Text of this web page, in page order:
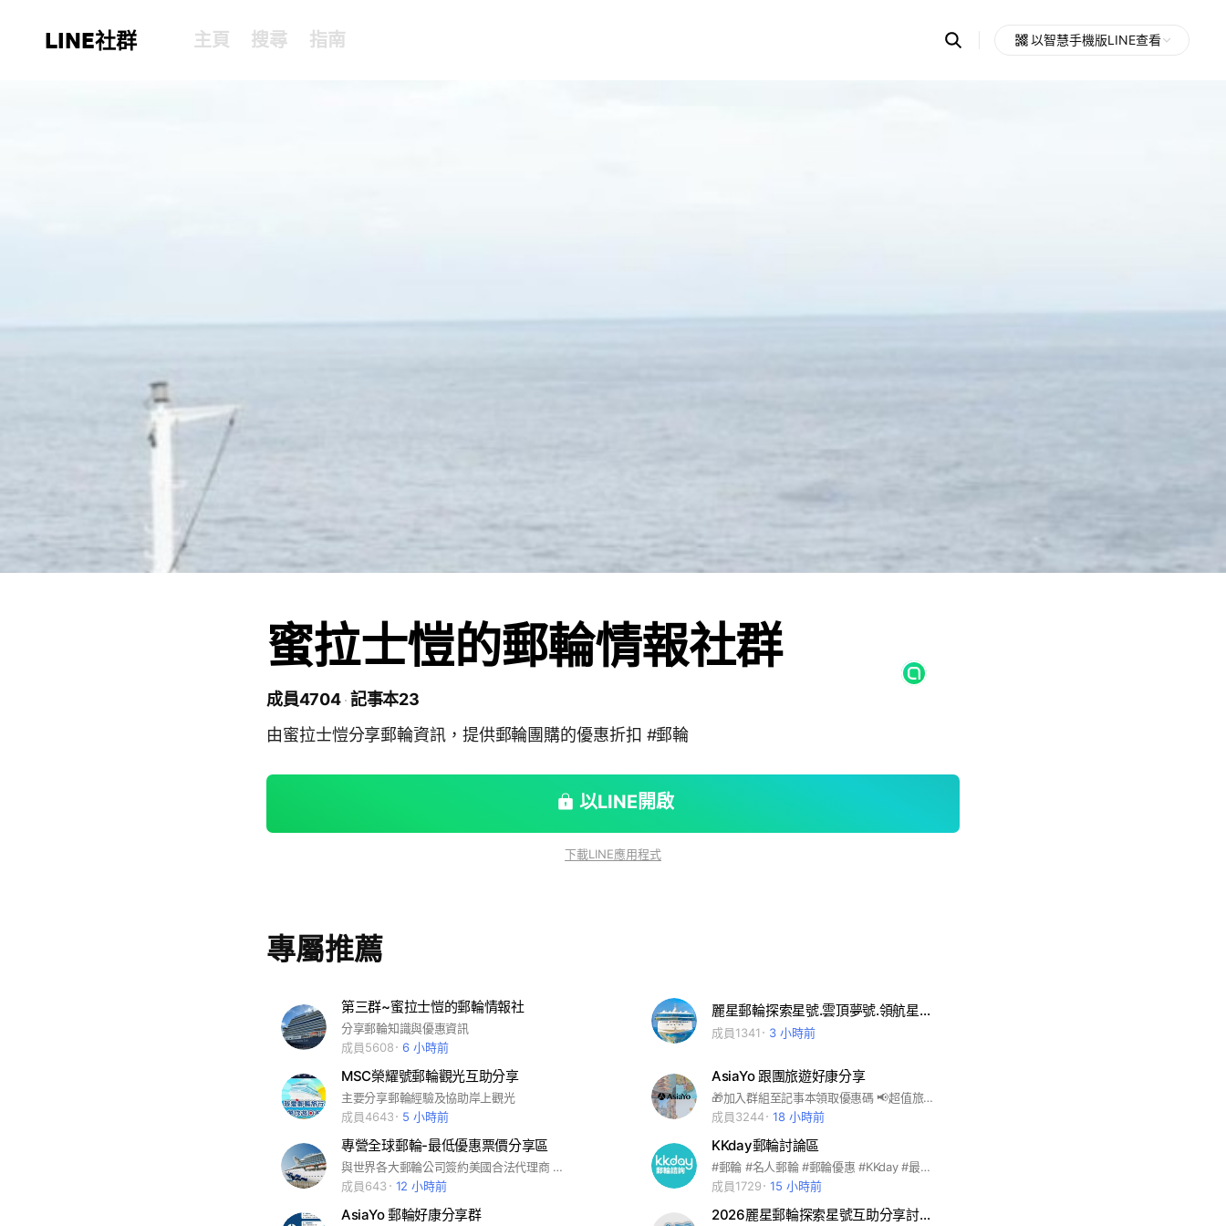
LINE社群 主頁 搜尋 指南 Search
OpenChats以智慧手機版LINE查看
蜜拉士愷的郵輪情報社群
成員4704 記事本23
由蜜拉士愷分享郵輪資訊，提供郵輪團購的優惠折扣 #郵輪
以LINE開啟
下載LINE應用程式
專屬推薦
第三群~蜜拉士愷的郵輪情報社
分享郵輪知識與優惠資訊
成員5608
6 小時前
麗星郵輪探索星號.雲頂夢號.領航星號綜合資訊分享互助討論
成員1341 3 小時前
MSC榮耀號郵輪觀光互助分享
主要分享郵輪經驗及協助岸上觀光
成員4643
5 小時前
AsiaYo 跟團旅遊好康分享
🎁加入群組至記事本領取優惠碼 📢超值旅遊行程隨時掌握不錯過
成員3244
18 小時前
專營全球郵輪-最低優惠票價分享區
與世界各大郵輪公司簽約美國合法代理商 可由郵輪公司後台查詢最優惠價格並協助代預訂 請私訊提供想要查詢的航次(船公司,日期,出發地) 河輪/探險船/飯店也可以唷！ 歡迎比價~~~~~ 分享與交流郵輪旅遊經驗與心得 搶先掌握各大郵輪公司全球特價與促銷資訊 發掘不一樣的岸上觀光與私房玩法 討論登船流程、行李準備、網路方案、房型選擇等實用攻略 無論你是郵輪新手還是老玩家，都歡迎在這裡找到志同道合的旅伴！
成員643
12 小時前
KKday郵輪討論區
#郵輪 #名人郵輪 #郵輪優惠 #KKday #最新郵輪資訊 1.社群守則： •請保持社交禮節，請勿相互攻擊 •如有訂單問題，請留下訂單編號，會請客服聯繫 •請勿張貼廣告 2.許願時間： •優惠小編會公告許願遊戲規則，請依照該次活動規則執行
成員1729
15 小時前
AsiaYo 郵輪好康分享群 2026麗星郵輪探索星號互助分享討論區